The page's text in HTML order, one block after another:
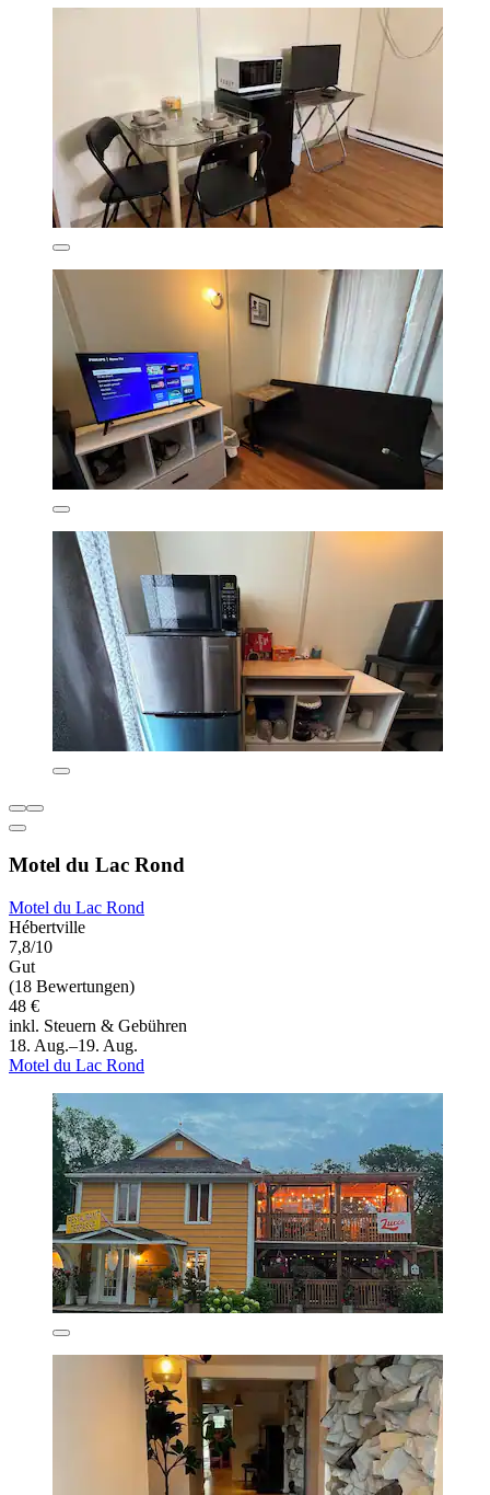
Motel du Lac Rond
Motel du Lac Rond
Hébertville
7,8/10
Gut
(18 Bewertungen)
48 €
inkl. Steuern & Gebühren
18. Aug.–19. Aug.
Motel du Lac Rond